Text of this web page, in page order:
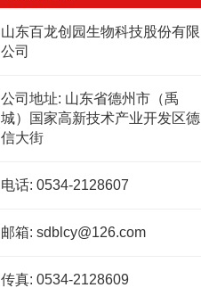
山东百龙创园生物科技股份有限
公司
公司地址: 山东省德州市（禹
城）国家高新技术产业开发区德
信大街
电话: 0534-2128607
邮箱: sdblcy@126.com
传真: 0534-2128609